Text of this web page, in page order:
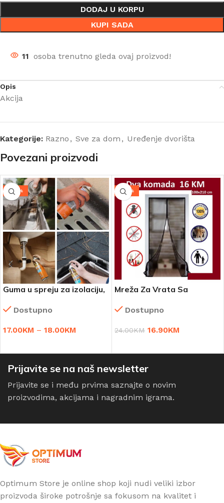
DODAJ U KORPU
KUPI SADA
11 osoba trenutno gleda ovaj proizvod!
Opis
Akcija
Kategorije: Razno , Sve za dom , Uređenje dvorišta
Povezani proizvodi
-28%
Guma u spreju za izolaciju,
gratisDostupno
17.00KM – 18.00KM
-30%
Mreža Za Vrata Sa
Insekata 1+1 GRATIS
Dostupno
24.00KM 16.90KM
Prijavite se na naš newsletter
Prijavite se i među prvima saznajte o novim
proizvodima, akcijama i nagradnim igrama.
Optimum Store je online shop koji nudi veliki izbor
proizvoda široke potrošnje sa fokusom na kvalitet i